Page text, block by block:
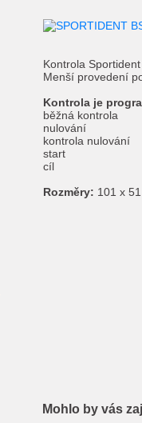
Kontrola
Menší provedení
Kontrola je
běžná kontrola
nulování
kontrola nulování
start
cíl
Rozměry: 101 x
Mohlo by vás